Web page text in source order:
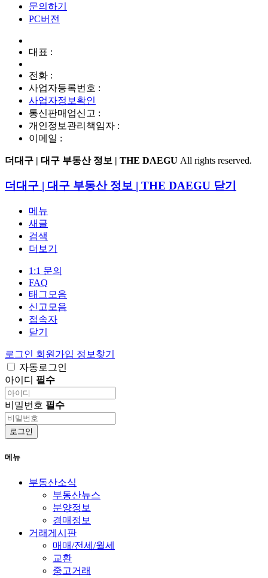
문의하기
PC버전
대표 :
전화 :
사업자등록번호 :
사업자정보확인
통신판매업신고 :
개인정보관리책임자 :
이메일 :
더대구 | 대구 부동산 정보 | THE DAEGU All rights reserved.
더대구 | 대구 부동산 정보 | THE DAEGU 닫기
메뉴
새글
검색
더보기
1:1 문의
FAQ
태그모음
신고모음
접속자
닫기
로그인 회원가입 정보찾기
자동로그인
아이디 필수
비밀번호 필수
로그인
메뉴
부동산소식
부동산뉴스
분양정보
경매정보
거래게시판
매매/전세/월세
교환
중고거래